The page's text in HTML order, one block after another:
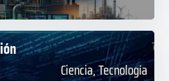
Ciencia, Tecnología